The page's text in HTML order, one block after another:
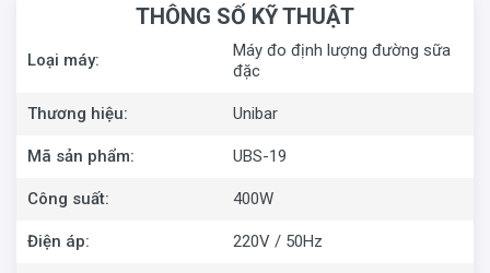
THÔNG SỐ KỸ THUẬT
Loại máy:
Máy đo định lượng đường sữa
đặc
Thương hiệu: Unibar
Mã sản phẩm: UBS-19
Công suất: 400W
Điện áp: 220V / 50Hz